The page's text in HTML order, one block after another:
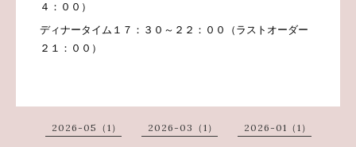
４：００）
ディナータイム１７：３０～２２：００（ラストオーダー
２１：００）
2026-05（1） 2026-03（1） 2026-01（1）